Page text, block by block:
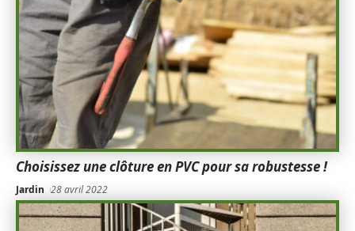
Choisissez une clôture en PVC pour sa robustesse !
Jardin 28 avril 2022